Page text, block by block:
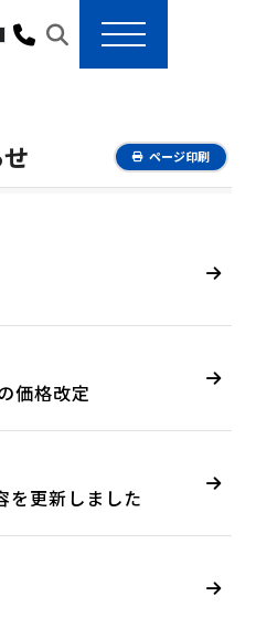
toggle navigation
ページ印刷
価格改定
を更新しました